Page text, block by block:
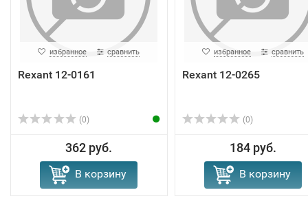
избранное сравнить
Rexant 12-0161
(0)
362 руб.
В корзину
избранное сравнить
Rexant 12-0265
(0)
184 руб.
В корзину